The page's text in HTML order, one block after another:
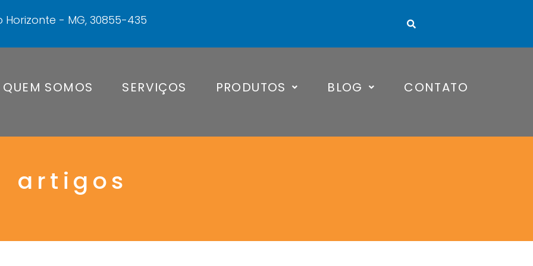
Horizonte - MG, 30855-435
QUEM SOMOS SERVIÇOS PRODUTOS BLOG CONTATO
artigos